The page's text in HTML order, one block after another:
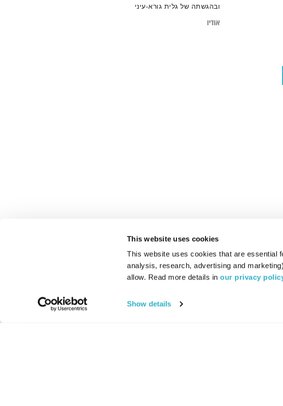
This website uses cookies
This website uses cookies that are essential
analysis, research, advertising and
allow. Read more details in our privacy
Show details
ובהגשתה של גלית גורא-עיני
אודיו